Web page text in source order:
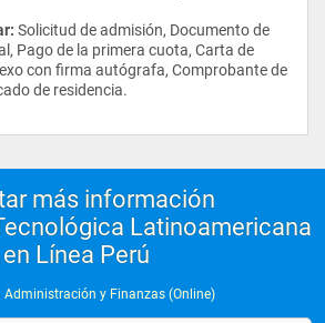
de riesgos
de PYMES
Solicitud de admisión, Documento de
Pago de la primera cuota, Carta de
con firma autógrafa, Comprobante de
de residencia.
más información
Latinoamericana
en Línea Perú
Administración y Finanzas (Online)